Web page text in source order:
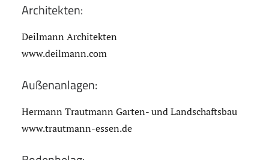
Architekten:
Deilmann Architekten
www.deilmann.com
Außenanlagen:
Hermann Trautmann Garten- und Landschaftsbau
www.trautmann-essen.de